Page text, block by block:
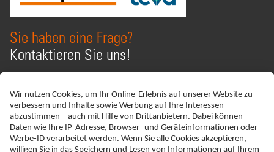
Sie haben eine Frage?
Kontaktieren Sie uns!
Schreiben Sie uns ADRESSE
ratiopharm GmbH
Graf-Arco-Straße 3
D-89079 Ulm